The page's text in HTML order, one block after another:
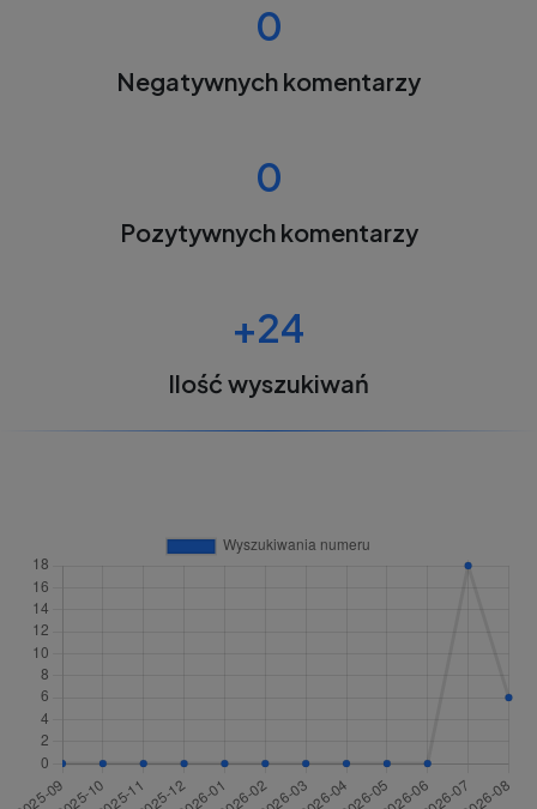
0
Negatywnych komentarzy
0
Pozytywnych komentarzy
+24
Ilość wyszukiwań